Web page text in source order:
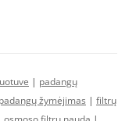
| padangų
žymėjimas | filtrų